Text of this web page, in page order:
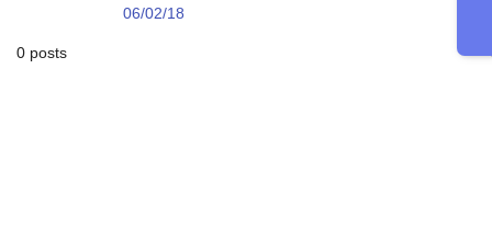
06/02/18
0 posts